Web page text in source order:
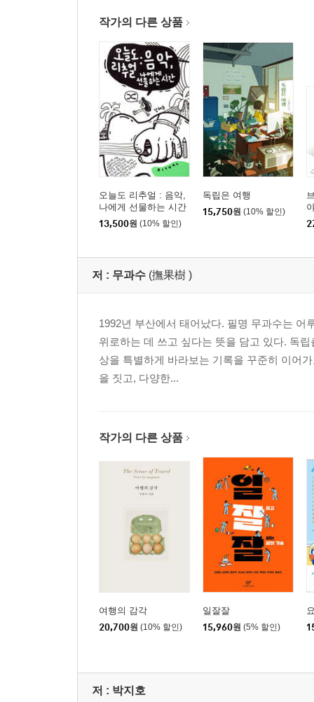
오늘은 제작자, 내일은 마담
우리가 함께 일한다는 건
어디까지 달려 어디에서 내리고 싶은가요
본질을 찾아서
7 _ 박신후; 잘하는 일을 사랑하게 될 때
기업가의 조건
실패하면 뭐 어때
나에게 해주고 싶은 말
몰입해야 내 것이 된다
8 _ 윤성원; 가장 가벼운 것부터, 가벼운 마음으로
콘텐트 오너
솔직하게 공유할 때
진심으로 일하는 1분이 쌓인다면
작가의 다른 상품
오늘도 리추얼 : 음악,
나에게 선물하는 시간
13,500원 (10% 할인)
독립은 여행
15,750원 (10% 할인)
저 : 무과수 (撫果樹 )
1992년 부산에서 태어났다. 필명 무과수는 어
위로하는 데 쓰고 싶다는 뜻을 담고 있다. 독
상을 특별하게 바라보는 기록을 꾸준히 이어
을 짓고, 다양한...
작가의 다른 상품
여행의 감각
20,700원 (10% 할인)
일잘잘
15,960원 (5% 할인)
저 : 박지호